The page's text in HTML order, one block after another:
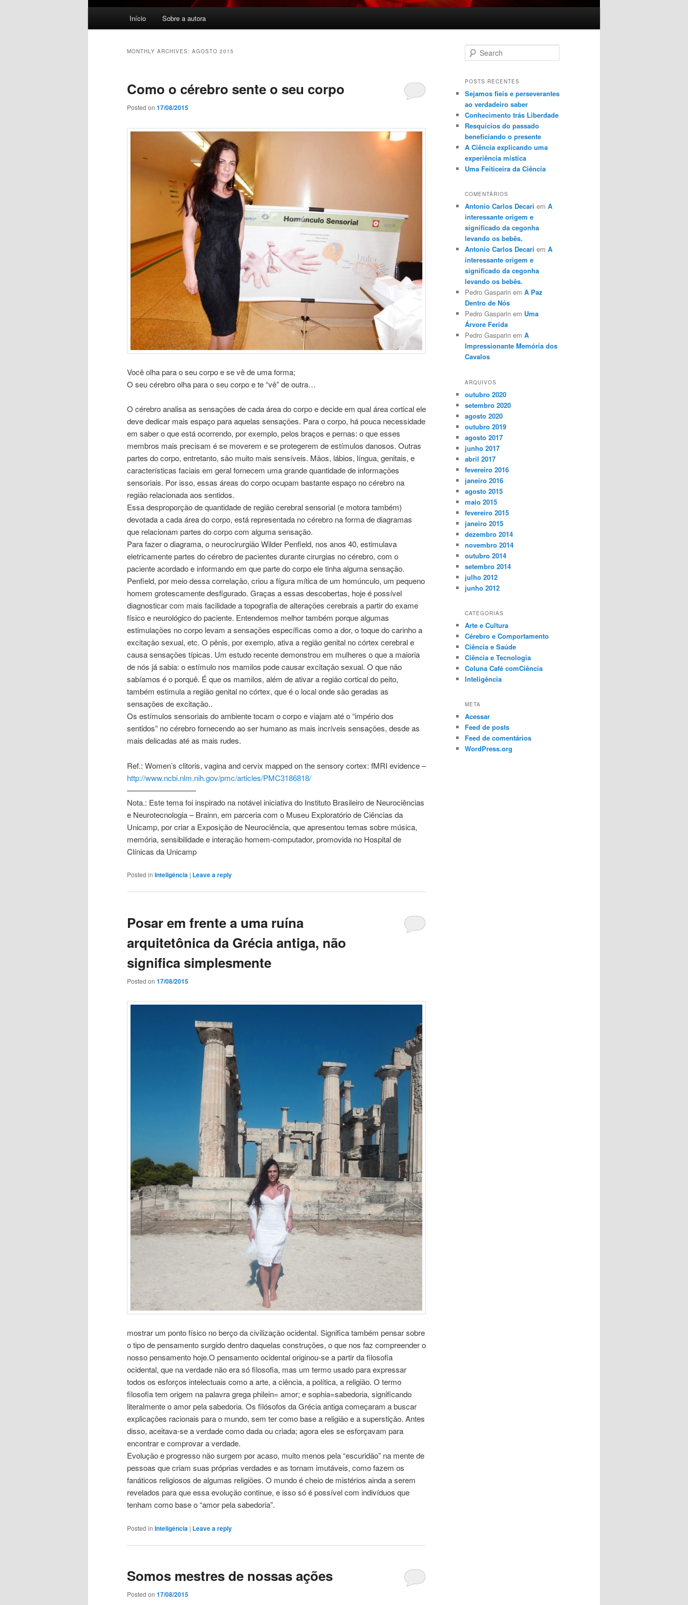
Skip to primary content
Skip to secondary content
Início Sobre a autora
MONTHLY ARCHIVES: AGOSTO 2015
Como o cérebro sente o seu corpo
Posted on 17/08/2015
Você olha para o seu corpo e se vê de uma forma;
O seu cérebro olha para o seu corpo e te “vê” de outra…
O cérebro analisa as sensações de cada área do corpo e decide em qual área cortical ele
deve dedicar mais espaço para aquelas sensações. Para o corpo, há pouca necessidade
em saber o que está ocorrendo, por exemplo, pelos braços e pernas: o que esses
membros mais precisam é se moverem e se protegerem de estímulos danosos. Outras
partes do corpo, entretanto, são muito mais sensíveis. Mãos, lábios, língua, genitais, e
características faciais em geral fornecem uma grande quantidade de informações
sensoriais. Por isso, essas áreas do corpo ocupam bastante espaço no cérebro na
região relacionada aos sentidos.
Essa desproporção de quantidade de região cerebral sensorial (e motora também)
devotada a cada área do corpo, está representada no cérebro na forma de diagramas
que relacionam partes do corpo com alguma sensação.
Para fazer o diagrama, o neurocirurgião Wilder Penfield, nos anos 40, estimulava
eletricamente partes do cérebro de pacientes durante cirurgias no cérebro, com o
paciente acordado e informando em que parte do corpo ele tinha alguma sensação.
Penfield, por meio dessa correlação, criou a fígura mítica de um homúnculo, um pequeno
homem grotescamente desfigurado. Graças a essas descobertas, hoje é possível
diagnosticar com mais facilidade a topografia de alterações cerebrais a partir do exame
físico e neurológico do paciente. Entendemos melhor também porque algumas
estimulações no corpo levam a sensações específicas como a dor, o toque do carinho a
excitação sexual, etc. O pênis, por exemplo, ativa a região genital no córtex cerebral e
causa sensações típicas. Um estudo recente demonstrou em mulheres o que a maioria
de nós já sabia: o estímulo nos mamilos pode causar excitação sexual. O que não
sabíamos é o porquê. É que os mamilos, além de ativar a região cortical do peito,
também estimula a região genital no córtex, que é o local onde são geradas as
sensações de excitação..
Os estímulos sensoriais do ambiente tocam o corpo e viajam até o “império dos
sentidos” no cérebro fornecendo ao ser humano as mais incríveis sensações, desde as
mais delicadas até as mais rudes.
Ref.: Women’s clitoris, vagina and cervix mapped on the sensory cortex: fMRI evidence –
http://www.ncbi.nlm.nih.gov/pmc/articles/PMC3186818/
—————————
Nota.: Este tema foi inspirado na notável iniciativa do Instituto Brasileiro de Neurociências
e Neurotecnologia – Brainn, em parceria com o Museu Exploratório de Ciências da
Unicamp, por criar a Exposição de Neurociência, que apresentou temas sobre música,
memória, sensibilidade e interação homem-computador, promovida no Hospital de
Clínicas da Unicamp
Posted in Inteligência | Leave a reply
Posar em frente a uma ruína
arquitetônica da Grécia antiga, não
significa simplesmente
Posted on 17/08/2015
mostrar um ponto físico no berço da civilização ocidental. Significa também pensar sobre
o tipo de pensamento surgido dentro daquelas construções, o que nos faz compreender o
nosso pensamento hoje.O pensamento ocidental originou-se a partir da filosofia
ocidental, que na verdade não era só filosofia, mas um termo usado para expressar
todos os esforços intelectuais como a arte, a ciência, apolítica, a religião. O termo
filosofia tem origem na palavra grega philein= amor; e sophia=sabedoria, significando
literalmente o amor pela sabedoria. Os filósofos da Grécia antiga começaram a buscar
explicações racionais para o mundo, sem ter como base a religião e a superstição. Antes
disso, aceitava-se a verdade como dada ou criada; agora eles se esforçavam para
encontrar e comprovar a verdade.
Evolução e progresso não surgem por acaso, muito menos pela “escuridão” na mente de
pessoas que criam suas próprias verdades e as tornam imutáveis, como fazem os
fanáticos religiosos de algumas religiões. O mundo é cheio de mistérios ainda a serem
revelados para que essa evolução continue, e isso só é possível com indivíduos que
tenham como base o “amor pela sabedoria”.
Posted in Inteligência | Leave a reply
Somos mestres de nossas ações
Posted on 17/08/2015
Search
POSTS RECENTES
Sejamos fieis e perseverantes
ao verdadeiro saber
Conhecimento trás Liberdade
Resquícios do passado
beneficiando o presente
A Ciência explicando uma
experiência mística
Uma Feiticeira da Ciência
COMENTÁRIOS
Antonio Carlos Decari em A
interessante origem e
significado da cegonha
levando os bebês.
Antonio Carlos Decari em A
interessante origem e
significado da cegonha
levando os bebês.
Pedro Gasparin em A Paz
Dentro de Nós
Pedro Gasparin em Uma
Árvore Ferida
Pedro Gasparin em A
Impressionante Memória dos
Cavalos
ARQUIVOS
outubro 2020
setembro 2020
agosto 2020
outubro 2019
agosto 2017
junho 2017
abril 2017
fevereiro 2016
janeiro 2016
agosto 2015
maio 2015
fevereiro 2015
janeiro 2015
dezembro 2014
novembro 2014
outubro 2014
setembro 2014
julho 2012
junho 2012
CATEGORIAS
Arte e Cultura
Cérebro e Comportamento
Ciência e Saúde
Ciência e Tecnologia
Coluna Café comCiência
Inteligência
META
Acessar
Feed de posts
Feed de comentários
WordPress.org